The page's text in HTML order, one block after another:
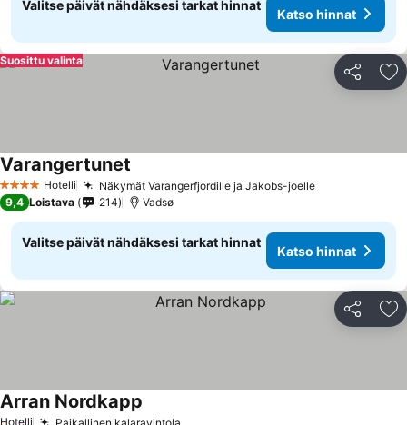
Valitse päivät nähdäksesi tarkat hinnat
Katso hinnat
Jaa
Suosittu valinta
4 Tähtiluokitus
Hotelli Näkymät Varangerfjordille ja Jakobs-joelleKatso hinnat
Varangertunet
9,4 Loistava 214 Vadsø
Valitse päivät nähdäksesi tarkat hinnat
Katso hinnat
Jaa
Hotelli Paikallinen kalaravintola
Arran Nordkapp